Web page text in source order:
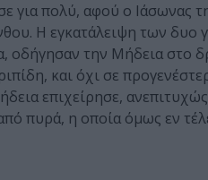
για πολύ, αφού ο Ιάσωνας
Η εγκατάλειψη των δυο
οδήγησαν την Μήδεια στο
και όχι σε
επιχείρησε,
πυρά, η οποία όμως εν